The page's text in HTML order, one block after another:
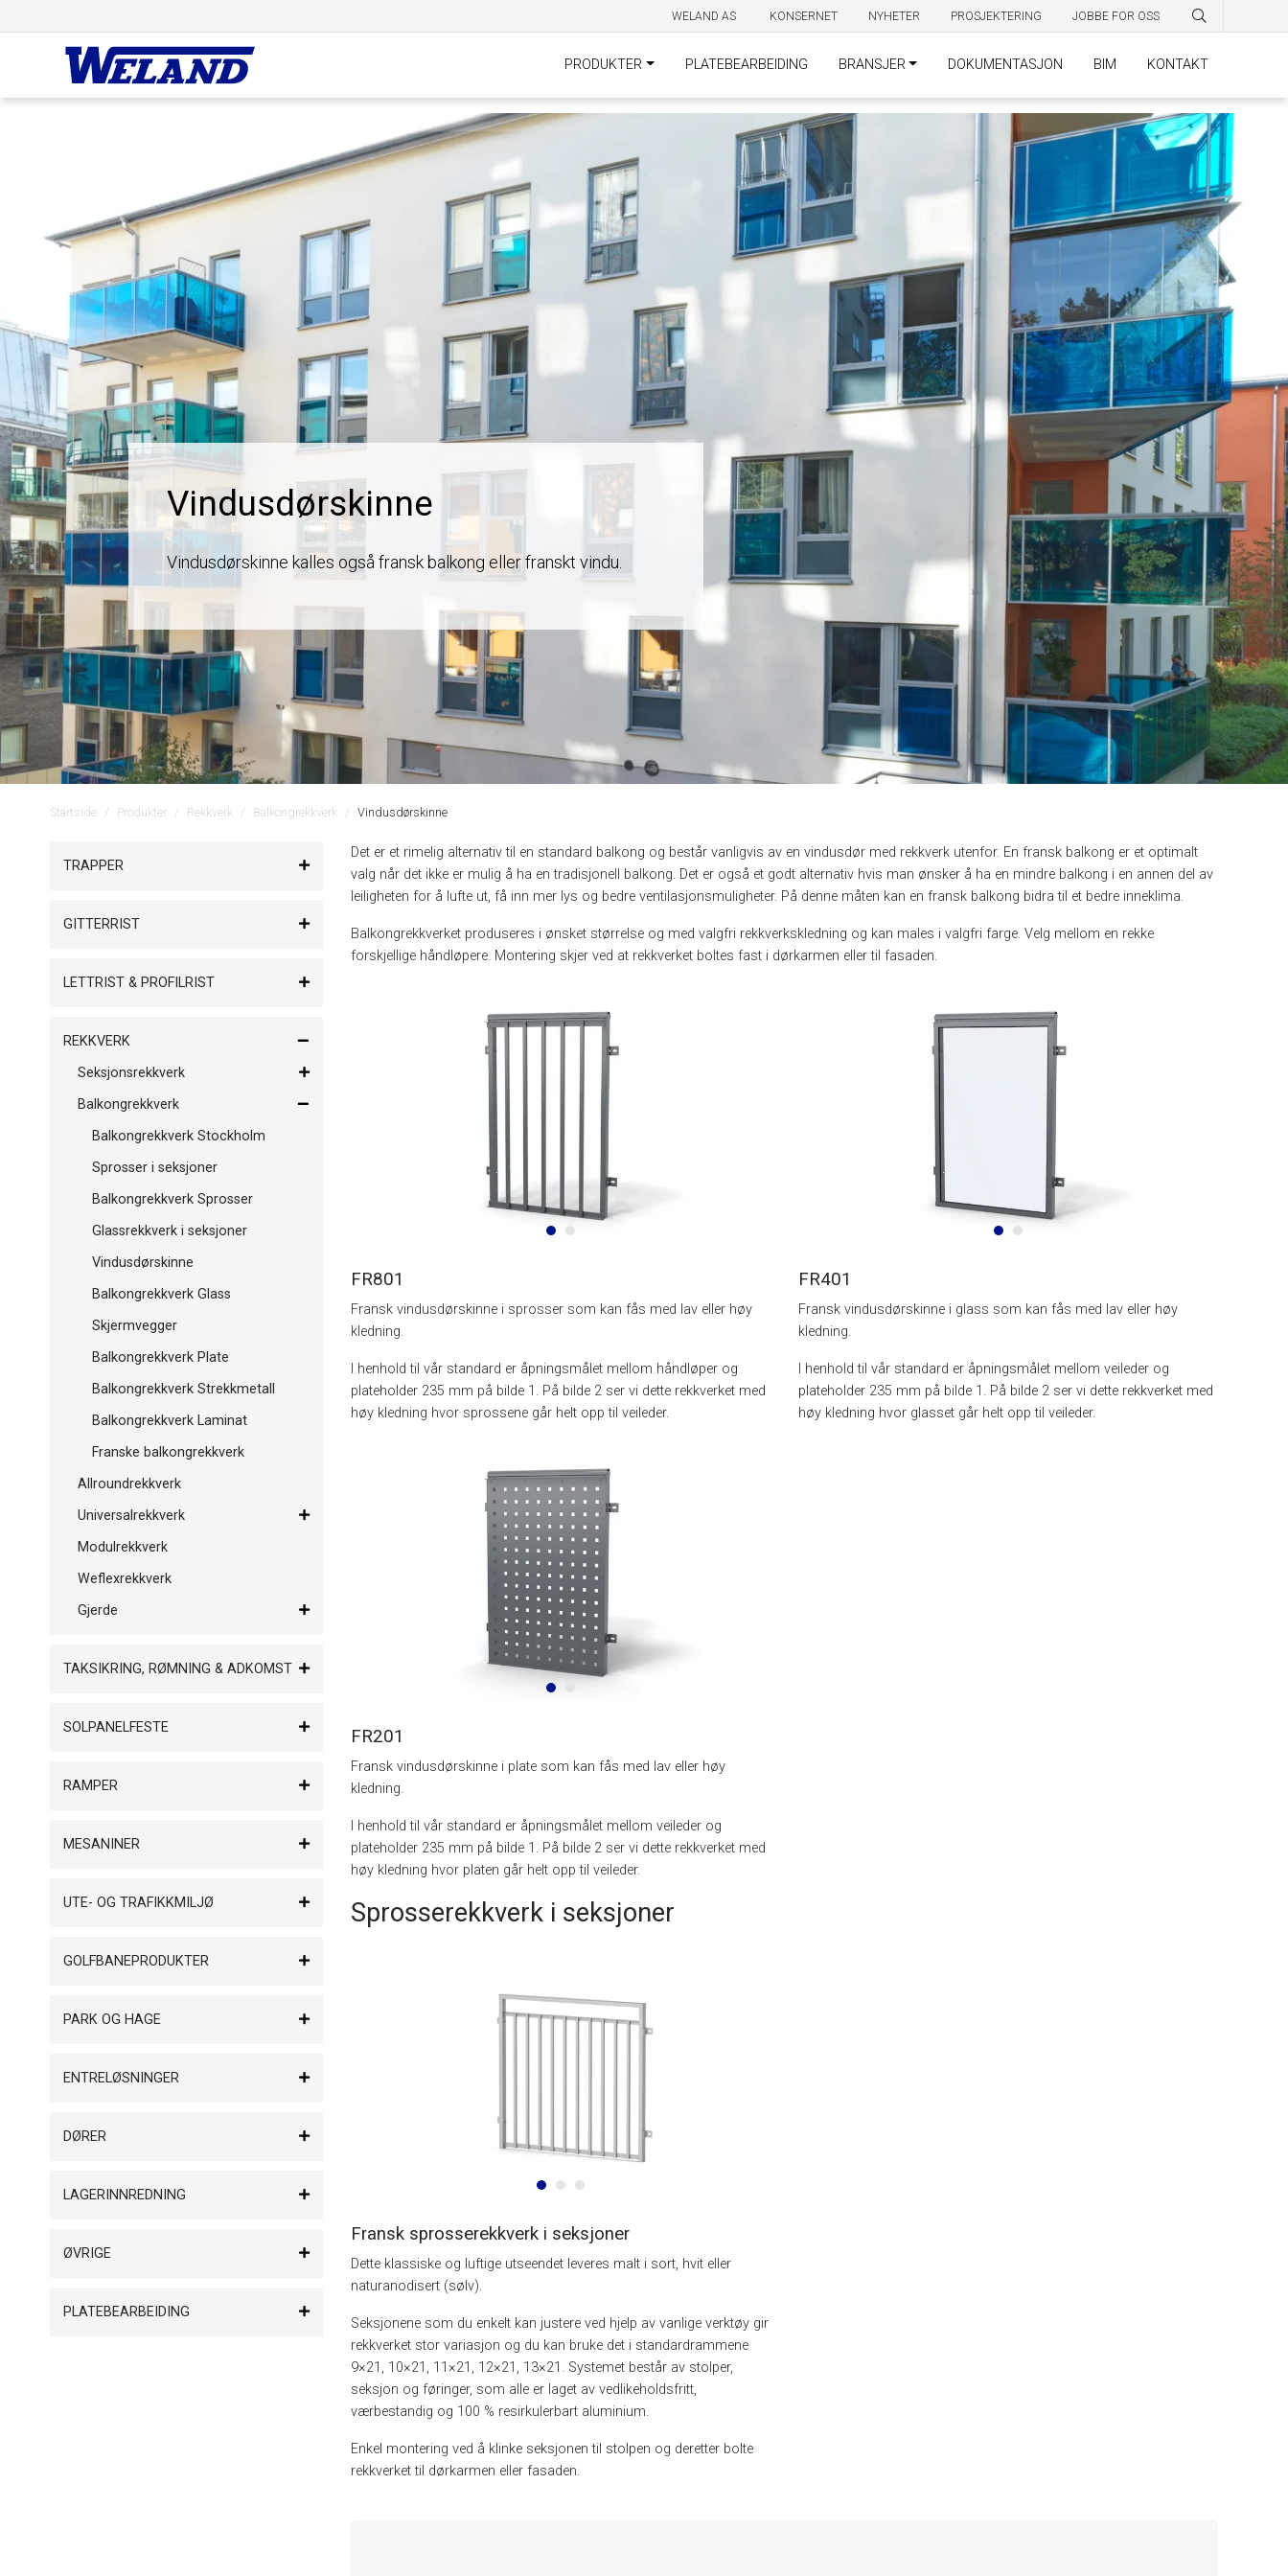
WELAND AS KONSERNET NYHETER PROSJEKTERING JOBBE FOR OSS
PRODUKTER PLATEBEARBEIDING BRANSJER DOKUMENTASJON BIM KONTAKT
Vindusdørskinne
Vindusdørskinne kalles også fransk balkong eller franskt vindu.
Startside Produkter Rekkverk Balkongrekkverk Vindusdørskinne
TRAPPER
GITTERRIST
LETTRIST & PROFILRIST
REKKVERK
Seksjonsrekkverk
Balkongrekkverk
Balkongrekkverk Stockholm
Sprosser i seksjoner
Balkongrekkverk Sprosser
Glassrekkverk i seksjoner
Vindusdørskinne
Balkongrekkverk Glass
Skjermvegger
Balkongrekkverk Plate
Balkongrekkverk Strekkmetall
Balkongrekkverk Laminat
Franske balkongrekkverk
Allroundrekkverk
Universalrekkverk
Modulrekkverk
Weflexrekkverk
Gjerde
TAKSIKRING, RØMNING & ADKOMST
SOLPANELFESTE
RAMPER
MESANINER
UTE- OG TRAFIKKMILJØ
GOLFBANEPRODUKTER
PARK OG HAGE
ENTRELØSNINGER
DØRER
LAGERINNREDNING
ØVRIGE
PLATEBEARBEIDING
Det er et rimelig alternativ til en standard balkong og består vanligvis av en vindusdør med rekkverk utenfor. En fransk balkong er et optimalt
valg når det ikke er mulig å ha en tradisjonell balkong. Det er også et godt alternativ hvis man ønsker å ha en mindre balkong i en annen del av
leiligheten for å lufte ut, få inn mer lys og bedre ventilasjonsmuligheter. På denne måten kan en fransk balkong bidra til et bedre inneklima.
Balkongrekkverket produseres i ønsket størrelse og med valgfri rekkverkskledning og kan males i valgfri farge. Velg mellom en rekke
forskjellige håndløpere. Montering skjer ved at rekkverket boltes fast i dørkarmen eller til fasaden.
FR801
Fransk vindusdørskinne i sprosser som kan fås med lav eller høy
kledning.
I henhold til vår standard er åpningsmålet mellom håndløper og
plateholder 235 mm på bilde 1. På bilde 2 ser vi dette rekkverket med
høy kledning hvor sprossene går helt opp til veileder.
FR401
Fransk vindusdørskinne i glass som kan fås med lav eller høy
kledning.
I henhold til vår standard er åpningsmålet mellom veileder og
plateholder 235 mm på bilde 1. På bilde 2 ser vi dette rekkverket med
høy kledning hvor glasset går helt opp til veileder.
FR201
Fransk vindusdørskinne i plate som kan fås med lav eller høy
kledning.
I henhold til vår standard er åpningsmålet mellom veileder og
plateholder 235 mm på bilde 1. På bilde 2 ser vi dette rekkverket med
høy kledning hvor platen går helt opp til veileder.
Sprosserekkverk i seksjoner
Fransk sprosserekkverk i seksjoner
Dette klassiske og luftige utseendet leveres malt i sort, hvit eller
naturanodisert (sølv).
Seksjonene som du enkelt kan justere ved hjelp av vanlige verktøy gir
rekkverket stor variasjon og du kan bruke det i standardrammene
9×21, 10×21, 11×21, 12×21, 13×21. Systemet består av stolper,
seksjon og føringer, som alle er laget av vedlikeholdsfritt,
værbestandig og 100 % resirkulerbart aluminium.
Enkel montering ved å klinke seksjonen til stolpen og deretter bolte
rekkverket til dørkarmen eller fasaden.